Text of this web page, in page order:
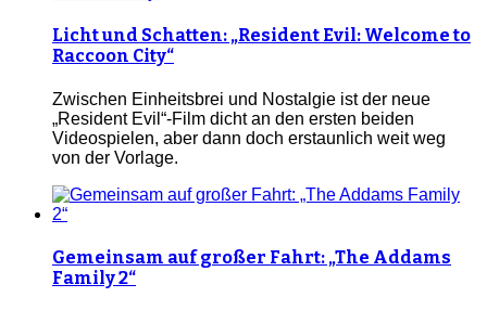
Licht und Schatten: „Resident Evil: Welcome to
Raccoon City“
Zwischen Einheitsbrei und Nostalgie ist der neue
„Resident Evil“-Film dicht an den ersten beiden
Videospielen, aber dann doch erstaunlich weit weg
von der Vorlage.
Gemeinsam auf großer Fahrt: „The Addams
Family 2“